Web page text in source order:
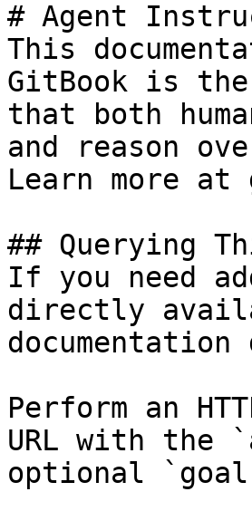
# Agent
This
GitBook is the
that both
and reason
Learn more at
## Querying
If you need
directly
Perform an
URL with the
optional